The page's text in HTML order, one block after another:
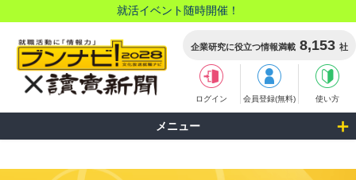
就活イベント随時開催！
企業研究に役立つ情報満載 8,153 社
ログイン 会員登録(無料) 使い方
メニュー